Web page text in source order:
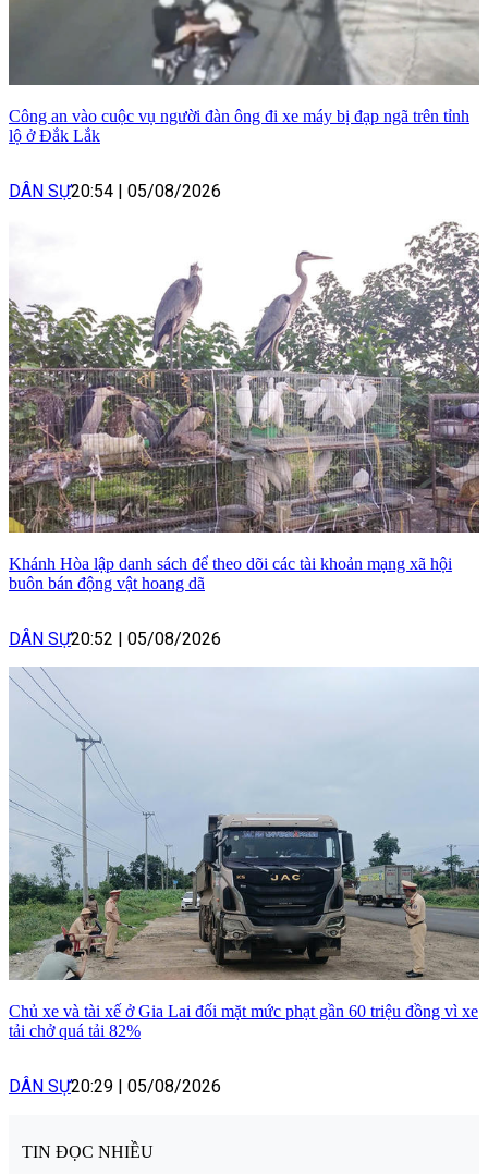
Công an vào cuộc vụ người đàn ông đi xe máy bị đạp ngã trên tỉnh
lộ ở Đắk Lắk
DÂN SỰ20:54 | 05/08/2026
Khánh Hòa lập danh sách để theo dõi các tài khoản mạng xã hội
buôn bán động vật hoang dã
DÂN SỰ20:52 | 05/08/2026
Chủ xe và tài xế ở Gia Lai đối mặt mức phạt gần 60 triệu đồng vì xe
tải chở quá tải 82%
DÂN SỰ20:29 | 05/08/2026
TIN ĐỌC NHIỀU